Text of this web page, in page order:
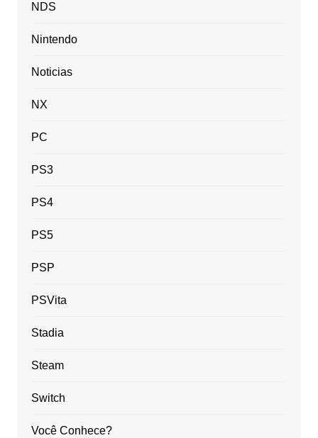
NDS
Nintendo
Noticias
NX
PC
PS3
PS4
PS5
PSP
PSVita
Stadia
Steam
Switch
Você Conhece?